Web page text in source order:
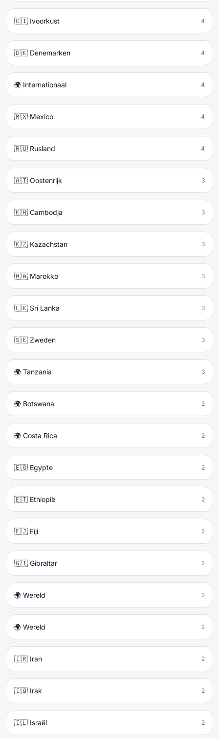
🇨🇮 Ivoorkust 4
🇩🇰 Denemarken 4
🌍 Internationaal 4
🇲🇽 Mexico 4
🇷🇺 Rusland 4
🇦🇹 Oostenrijk 3
🇰🇭 Cambodja 3
🇰🇿 Kazachstan 3
🇲🇦 Marokko 3
🇱🇰 Sri Lanka 3
🇸🇪 Zweden 3
🌍 Tanzania 3
🌍 Botswana 2
🌍 Costa Rica 2
🇪🇬 Egypte 2
🇪🇹 Ethiopië 2
🇫🇯 Fiji 2
🇬🇮 Gibraltar 2
🌍 Wereld 2
🌍 Wereld 2
🇮🇷 Iran 2
🇮🇶 Irak 2
🇮🇱 Israël 2